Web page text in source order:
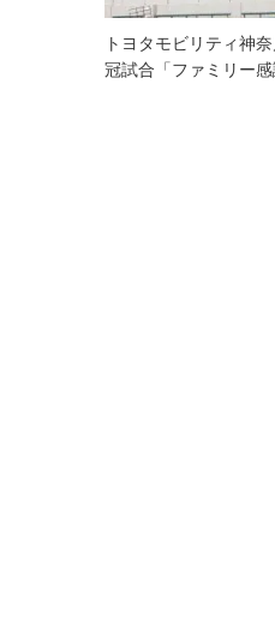
ン
トヨタモビリティ神
冠試合「ファミリー